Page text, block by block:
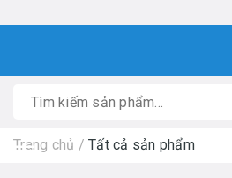
Trang chủ / Tất cả sản phẩm